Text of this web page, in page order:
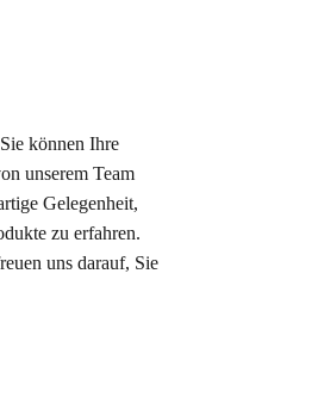
können Ihre
unserem Team
Gelegenheit,
zu erfahren.
uns darauf, Sie